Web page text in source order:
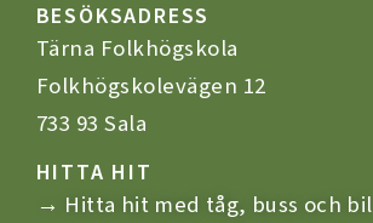
BESÖKSADRESS
Tärna Folkhögskola
Folkhögskolevägen 12
733 93 Sala
HITTA HIT
→ Hitta hit med tåg, buss och bil